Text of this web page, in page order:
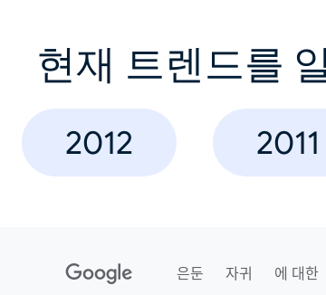
현재 트렌드를
2012 2011
은둔 자귀 에 대한